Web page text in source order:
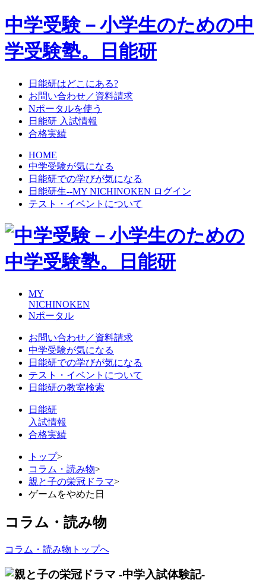
中学受験－小学生のための中
学受験塾。日能研
日能研はどこにある?
お問い合わせ／資料請求
Nポータルを使う
日能研 入試情報
合格実績
HOME
中学受験が気になる
日能研での学びが気になる
日能研生--MY NICHINOKEN ログイン
テスト・イベントについて
MY
NICHINOKEN
Nポータル
お問い合わせ／資料請求
中学受験が気になる
日能研での学びが気になる
テスト・イベントについて
日能研の教室検索
日能研
入試情報
合格実績
トップ>
コラム・読み物>
親と子の栄冠ドラマ>
ゲームをやめた日
コラム・読み物
コラム・読み物トップへ